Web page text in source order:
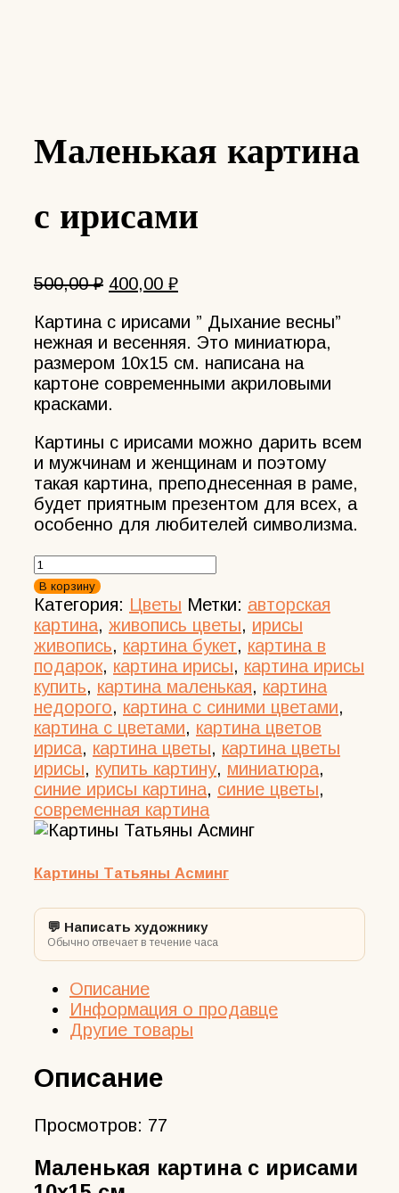
Маленькая картина
с ирисами
500,00₽ Первоначальная
составляла
500,00 ₽.
400,00 ₽Текущая
400,00 ₽.
Картина с ирисами ” Дыхание весны”
нежная и весенняя. Это миниатюра,
размером 10х15 см. написана на
картоне современными акриловыми
красками.
Картины с ирисами можно дарить всем
и мужчинам и женщинам и поэтому
такая картина, преподнесенная в раме,
будет приятным презентом для всех, а
особенно для любителей символизма.
Количество
товара
Маленькая
картина
с
ирисами
В корзину
Категория: Цветы Метки: авторская
картина, живопись цветы, ирисы
живопись, картина букет, картина в
подарок, картина ирисы, картина ирисы
купить, картина маленькая, картина
недорого, картина с синими цветами,
картина с цветами, картина цветов
ириса, картина цветы, картина цветы
ирисы, купить картину, миниатюра,
синие ирисы картина, синие цветы,
современная картина
Картины Татьяны Асминг
💬 Написать художнику
Обычно отвечает в течение часа
Описание
Информация о продавце
Другие товары
Описание
Просмотров: 77
Маленькая картина с ирисами